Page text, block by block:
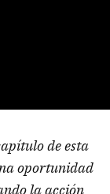
de esta
oportunidad
la acción